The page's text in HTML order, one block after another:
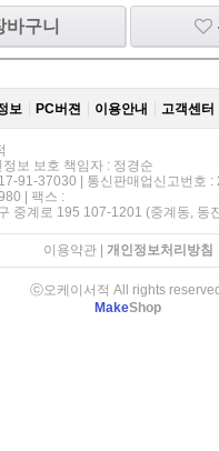
바구니
보 PC버젼 이용안내 고객센터
보 보호 책임자 : 정경순
91-37030 | 통신판매업신고번호
| 팩스 :
중계로 195 107-1201 (중계동, 동
이용약관| 개인정보처리방침
ⓒ오케이서적 All rights
MakeShop